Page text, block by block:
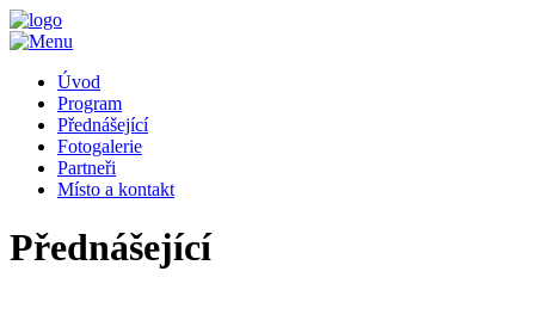
Úvod
Program
Přednášející
Fotogalerie
Partneři
Místo a kontakt
Přednášející